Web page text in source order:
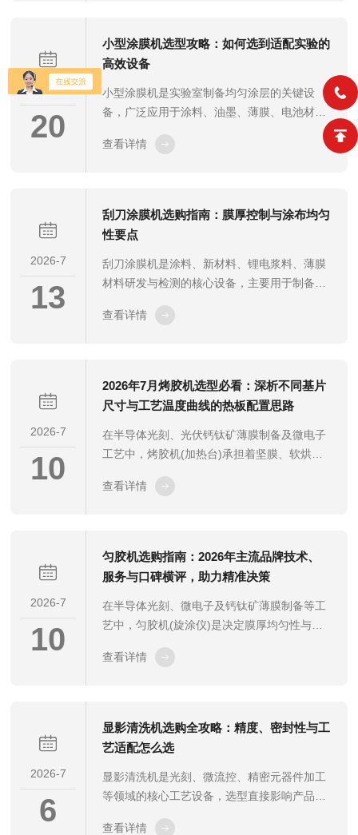
料、制样精度不达标等问题。结合实验需求、
物料特性与设备核心性能，科学筛选机型，是
键。一、依据物料特性匹配涂膜方式物料粘度
与物理状态是自动涂膜机选型的基础前提，不
构。常规...
2026-7
20
小型涂膜机选型攻略：如何选到适配实验的
高效设备
小型涂膜机是实验室制备均匀涂层的关键设
备，广泛应用于涂料、油墨、薄膜、电池材
料、功能涂层等研发与检测场景。不同实验对
涂布精度、试样尺寸、操作方式的需求差异明
心选型要点，帮助实验室用户快速匹配高效适
用的小型涂膜设备。一、根据试样类型与尺寸
格，常见试样包括柔性基材、硬质板材、片状
样品等。小型涂膜机主要分为平台固定式、移
选用带...
查看详情
2026-7
13
刮刀涂膜机选购指南：膜厚控制与涂布均匀
性要点
刮刀涂膜机是涂料、新材料、锂电浆料、薄膜
材料研发与检测的核心设备，主要用于制备厚
的稳定性直接决定材料性能测试数据的准确
能力上差异较大，选购时需围绕核心性能、适
配工况与结构配置精准筛选，规避涂膜不均、
与实验数据可靠性。一、优先核查膜厚控制核
心精度与稳定性膜厚精准可控是刮刀涂膜机的
能...
查看详情
2026-7
10
2026年7月烤胶机选型必看：深析不同基片
尺寸与工艺温度曲线的热板配置思路
在半导体光刻、光伏钙钛矿薄膜制备及微电子
工艺中，烤胶机(加热台)承担着坚膜、软烘、
编程能力，直接关联最终膜层附着力和图形转
艺适配不足等痛点上反复踩坑。本文从实际应
用场景出发，结合厂家公开资料与行业通用技
为决策提供参考。一、用户痛点与采购避坑核
心维度许多用户在设备进厂后发现温度漂移
查看详情
2026-7
10
匀胶机选购指南：2026年主流品牌技术、
服务与口碑横评，助力精准决策
在半导体光刻、微电子及钙钛矿薄膜制备等工
艺中，匀胶机(旋涂仪)是决定膜厚均匀性与良
牌，采购人员往往容易陷入“唯转速论”或“唯价
的核心避坑逻辑，并对国内外代表性厂家进行
实力拆解。一、用户痛点与核心参数避坑指南
出现“飞片”现象，根源往往在于忽略了以下几
项核心参数的深层指标。转速与加速度的真实
查看详情
2026-7
6
显影清洗机选购全攻略：精度、密封性与工
艺适配怎么选
显影清洗机是光刻、微流控、精密元器件加工
等领域的核心工艺设备，选型直接影响产品良
查看详情